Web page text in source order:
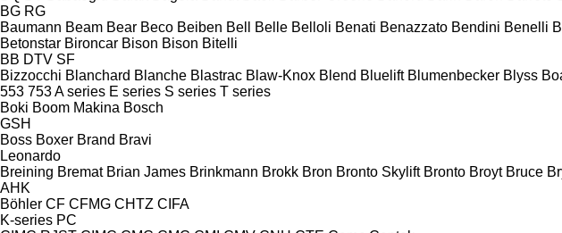
BG RG
Baumann Beam Bear Beco Beiben Bell Belle Belloli Benati Benazzato Bendini Benelli
Betonstar Bironcar Bison Bison Bitelli
BB DTV SF
Bizzocchi Blanchard Blanche Blastrac Blaw-Knox Blend Bluelift Blumenbecker Blyss
553 753A series E series S series T series
Boki Boom Makina Bosch
GSH
Boss Boxer Brand Bravi
Leonardo
Breining Bremat Brian James Brinkmann Brokk Bron Bronto Skylift Bronto Broyt Bruce
AHK
Böhler CF CFMG CHTZ CIFA
K-series PC